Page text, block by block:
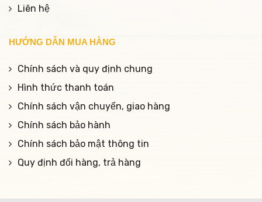
Liên hệ
HƯỚNG DẪN MUA HÀNG
Chính sách và quy định chung
Hình thức thanh toán
Chính sách vận chuyển, giao hàng
Chính sách bảo hành
Chính sách bảo mật thông tin
Quy định đổi hàng, trả hàng